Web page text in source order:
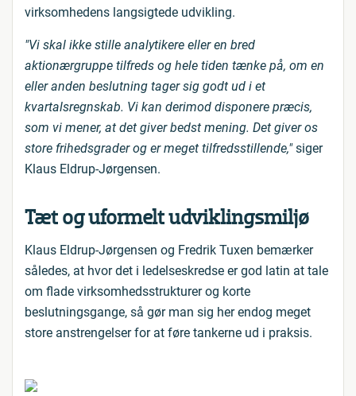
virksomhedens langsigtede udvikling.
"Vi skal ikke stille analytikere eller en bred
aktionærgruppe tilfreds og hele tiden tænke på, om en
eller anden beslutning tager sig godt ud i et
kvartalsregnskab. Vi kan derimod disponere præcis,
som vi mener, at det giver bedst mening. Det giver os
store frihedsgrader og er meget tilfredsstillende,"siger
Klaus Eldrup-Jørgensen.
Tæt og uformelt udviklingsmiljø
Klaus Eldrup-Jørgensen og Fredrik Tuxen bemærker
således, at hvor det i ledelseskredse er god latin at tale
om flade virksomhedsstrukturer og korte
beslutningsgange, så gør man sig her endog meget
store anstrengelser for at føre tankerne ud i praksis.